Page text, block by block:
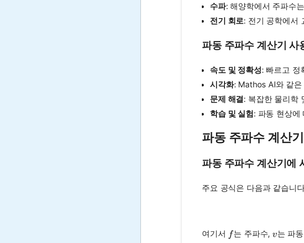
수파: 해양학에서 주파수
전기 회로: 전기 공학에서
파동 주파수 계산기 사
속도 및 정확성: 빠르고 정
시각화: Mathos AI와 같
문제 해결: 복잡한 물리학
학습 및 실험: 파동 현상에
파동 주파수 계산
파동 주파수 계산기에
주요 공식은 다음과 같습니
여기서 ff는 주파수,v
v는 파